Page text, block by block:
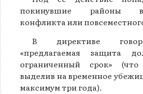
покинувшие районы
конфликта или
В директиве
«предлагаемая защита
ограниченный срок»
выделив на временное
максимум три года).